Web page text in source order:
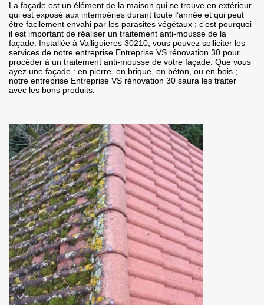
La façade est un élément de la maison qui se trouve en extérieur
qui est exposé aux intempéries durant toute l’année et qui peut
être facilement envahi par les parasites végétaux ; c’est pourquoi
il est important de réaliser un traitement anti-mousse de la
façade. Installée à Valliguieres 30210, vous pouvez solliciter les
services de notre entreprise Entreprise VS rénovation 30 pour
procéder à un traitement anti-mousse de votre façade. Que vous
ayez une façade : en pierre, en brique, en béton, ou en bois ;
notre entreprise Entreprise VS rénovation 30 saura les traiter
avec les bons produits.